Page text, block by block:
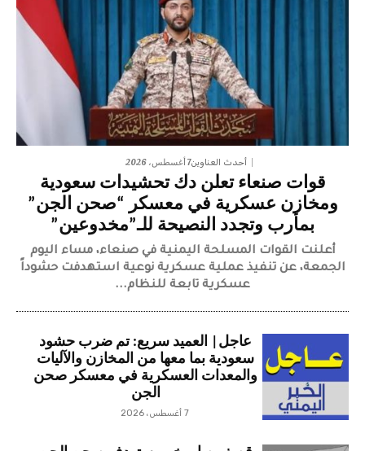
أحدث العناوين7 أغسطس، 2026
قوات صنعاء تعلن دك تحشيدات سعودية
ومخازن عسكرية في معسكر “صحن الجن”
بمأرب وتجدد النصيحة للـ”مخدوعين”
أعلنت القوات المسلحة اليمنية في صنعاء، مساء اليوم
الجمعة، عن تنفيذ عملية عسكرية نوعية استهدفت حشوداً
عسكرية تابعة للنظام...
عاجل| العميد سريع: تم ضرب حشود
سعودية بما معها من المخازن والآليات
والمعدات العسكرية في معسكر صحن
الجن
7 أغسطس، 2026